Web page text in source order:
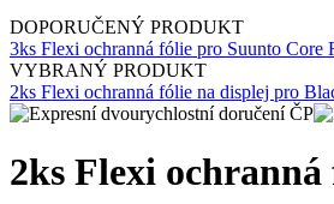
DOPORUČENÝ PRODUKT
3ks Flexi ochranná fólie pro Suunto Core
VYBRANÝ PRODUKT
2ks Flexi ochranná fólie na displej pro
2ks Flexi